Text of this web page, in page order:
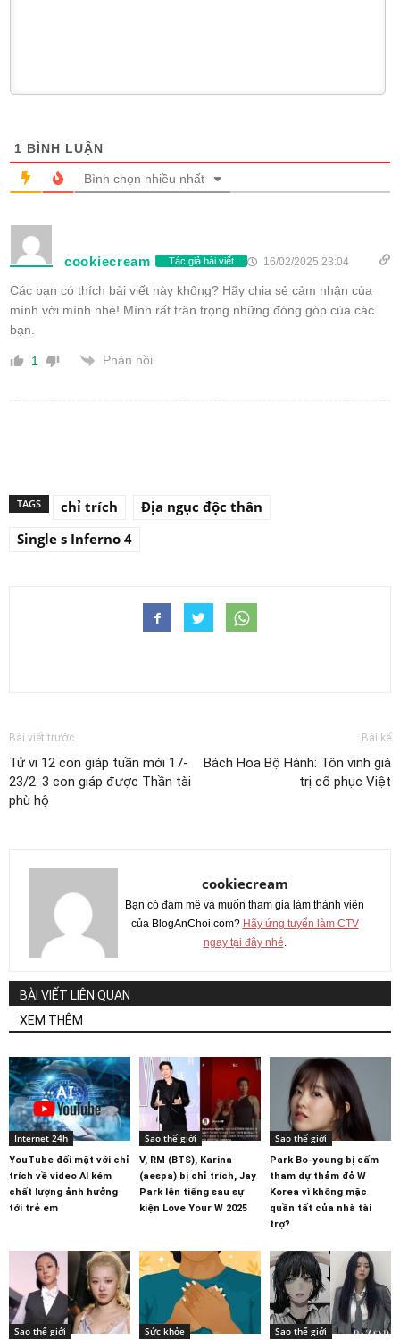
1 BÌNH LUẬN
Bình chọn nhiều nhất
cookiecream Tác giả bài viết 16/02/2025 23:04
Các bạn có thích bài viết này không? Hãy chia sẻ cảm nhận của
mình với mình nhé! Mình rất trân trọng những đóng góp của các
bạn.
1 Phản hồi
TAGS chỉ trích
Địa ngục độc thân
Single s Inferno 4
Bài viết trước
Tử vi 12 con giáp tuần mới 17-
23/2: 3 con giáp được Thần tài
phù hộ
Bài kế
Bách Hoa Bộ Hành: Tôn vinh giá
trị cổ phục Việt
cookiecream
Bạn có đam mê và muốn tham gia làm thành viên
của BlogAnChoi.com? Hãy ứng tuyển làm CTV
ngay tại đây nhé.
BÀI VIẾT LIÊN QUAN
XEM THÊM
Internet 24h
YouTube đối mặt với chỉ
trích về video AI kém
chất lượng ảnh hưởng
tới trẻ em
Sao thế giới
V, RM (BTS), Karina
(aespa) bị chỉ trích, Jay
Park lên tiếng sau sự
kiện Love Your W 2025
Sao thế giới
Park Bo-young bị cấm
tham dự thảm đỏ W
Korea vì không mặc
quần tất của nhà tài
trợ?
Sao thế giới Sức khỏe Sao thế giới